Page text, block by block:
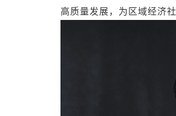
高质量发展，为区域经济